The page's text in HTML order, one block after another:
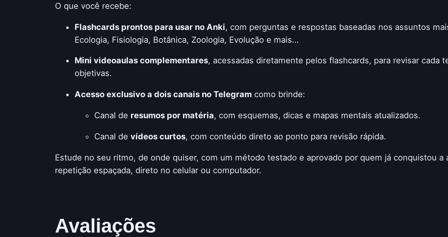
O que você recebe:
Flashcards prontos para usar no Anki, com perguntas e respostas baseadas nos assuntos
Ecologia, Fisiologia, Botânica, Zoologia, Evolução e mais…
Mini videoaulas complementares, acessadas diretamente pelos flashcards, para revisar cada
objetivas.
Acesso exclusivo a dois canais no Telegram como brinde:
Canal de resumos por matéria, com esquemas, dicas e mapas mentais atualizados.
Canal de vídeos curtos, com conteúdo direto ao ponto para revisão rápida.
Estude no seu ritmo, de onde quiser, com um método testado e aprovado por quem já conquistou a
repetição espaçada, direto no celular ou computador.
Avaliações